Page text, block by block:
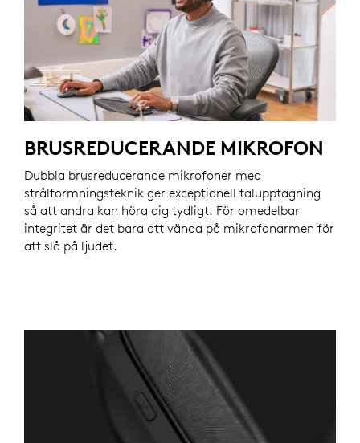
BRUSREDUCERANDE MIKROFON
Dubbla brusreducerande mikrofoner med
strålformningsteknik ger exceptionell talupptagning
så att andra kan höra dig tydligt. För omedelbar
integritet är det bara att vända på mikrofonarmen för
att slå på ljudet.